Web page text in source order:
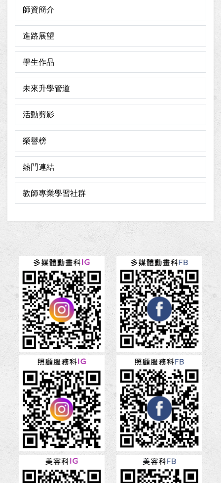
師資簡介
進路展望
學生作品
未來升學管道
活動剪影
榮譽榜
熱門連結
教師專業學習社群